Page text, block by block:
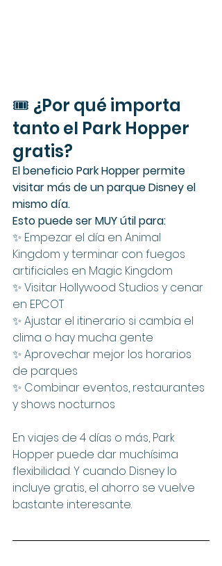
🎟️ ¿Por qué importa
tanto el Park Hopper
gratis?
El beneficio Park Hopper permite
visitar más de un parque Disney el
mismo día.
Esto puede ser MUY útil para:
✨ Empezar el día en Animal
Kingdom y terminar con fuegos
artificiales en Magic Kingdom
✨ Visitar Hollywood Studios y cenar
en EPCOT
✨ Ajustar el itinerario si cambia el
clima o hay mucha gente
✨ Aprovechar mejor los horarios
de parques
✨ Combinar eventos, restaurantes
y shows nocturnos
En viajes de 4 días o más, Park
Hopper puede dar muchísima
flexibilidad. Y cuando Disney lo
incluye gratis, el ahorro se vuelve
bastante interesante.